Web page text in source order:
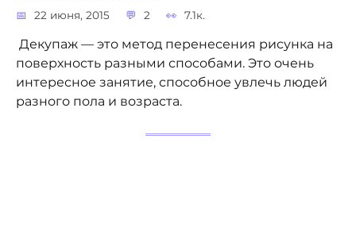
22 июня, 2015 2 7.1к.
Декупаж — это метод перенесения рисунка на
поверхность разными способами. Это очень
интересное занятие, способное увлечь людей
разного пола и возраста.